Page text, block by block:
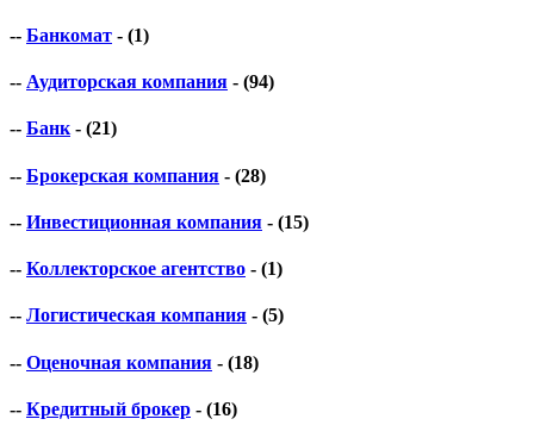
-- Банкомат - (1)
-- Аудиторская компания - (94)
-- Банк - (21)
-- Брокерская компания - (28)
-- Инвестиционная компания - (15)
-- Коллекторское агентство - (1)
-- Логистическая компания - (5)
-- Оценочная компания - (18)
-- Кредитный брокер - (16)